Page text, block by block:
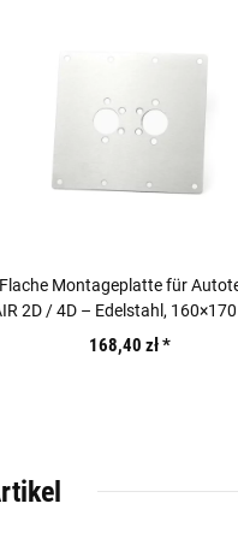
Flache Montageplatte für
2D / 4D – Edelstahl,
168,40 zł*